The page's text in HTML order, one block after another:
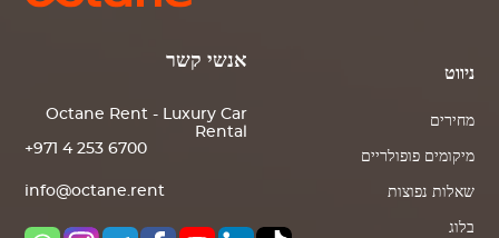
אנשי קשר
Octane Rent - Luxury Car
Rental
+971 4 253 6700
info@octane.rent
ניווט
מחירים
מיקומים פופולריים
שאלות נפוצות
בלוג